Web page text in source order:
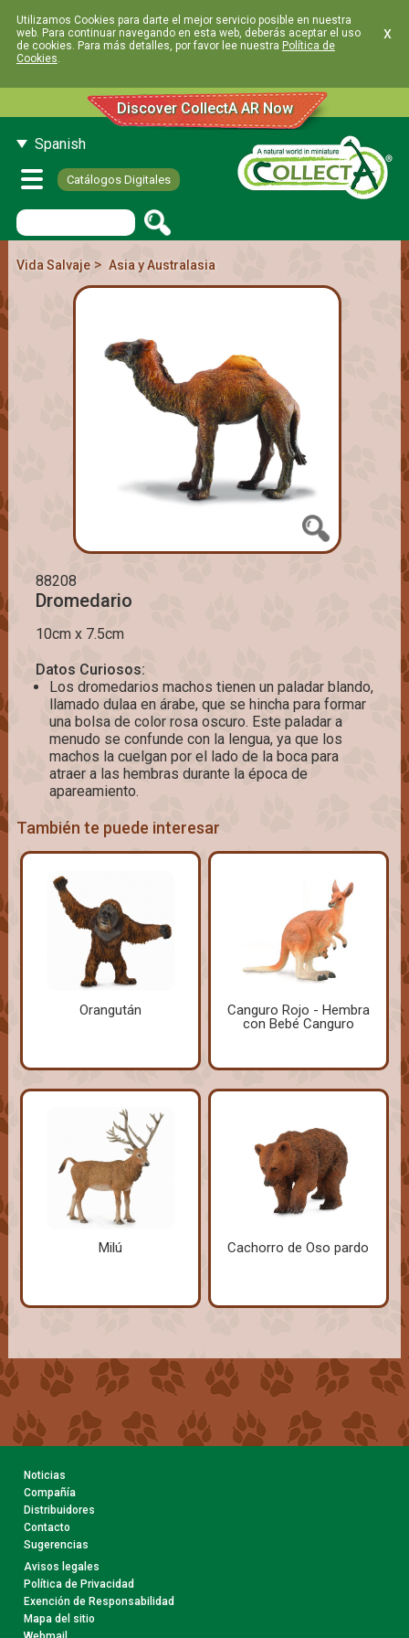
Utilizamos Cookies para darte el mejor servicio posible en nuestra
web. Para continuar navegando en esta web, deberás aceptar el uso
de cookies. Para más detalles, por favor lee nuestra Política de
Cookies.
x
Discover CollectA AR Now
Spanish
Catálogos Digitales
Vida Salvaje> Asia y Australasia
88208
Dromedario
10cm x 7.5cm
Datos Curiosos:
Los dromedarios machos tienen un paladar blando,
llamado dulaa en árabe, que se hincha para formar
una bolsa de color rosa oscuro. Este paladar a
menudo se confunde con la lengua, ya que los
machos la cuelgan por el lado de la boca para
atraer a las hembras durante la época de
apareamiento.
También te puede interesar
Orangután
Canguro Rojo - Hembra
con Bebé Canguro
Milú Cachorro de Oso pardo
Noticias
Compañía
Distribuidores
Contacto
Sugerencias
Avisos legales
Política de Privacidad
Exención de Responsabilidad
Mapa del sitio